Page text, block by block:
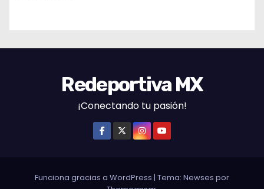
Redeportiva MX
¡Conectando tu pasión!
Funciona gracias a WordPress | Tema: Newses por